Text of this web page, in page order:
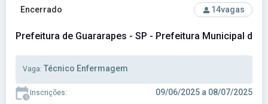
Ver concurso: Prefeitura de Guararapes - SP - Prefeitura
Encerrado 14vagas
Prefeitura de Guararapes - SP - Prefeitura Municipal de
Vaga: Técnico Enfermagem
Inscrições: 09/06/2025 a 08/07/2025